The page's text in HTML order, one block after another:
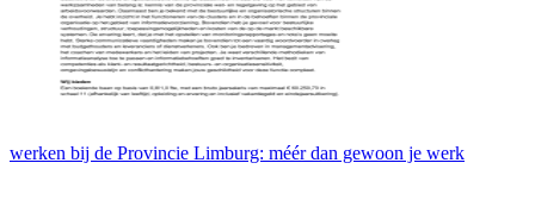
werken bij de Provincie Limburg: méér dan gewoon je werk